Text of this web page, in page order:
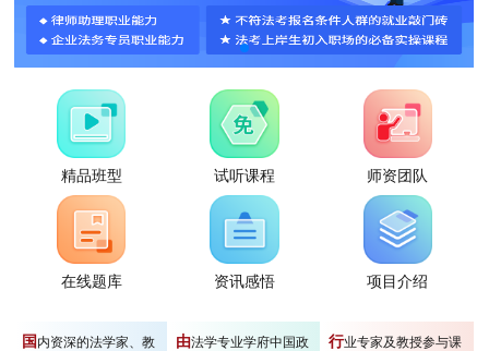
精品班型 试听课程 师资团队
在线题库 资讯感悟 项目介绍
国 内资深的法学家、教
由法学专业学府中国政
行业专家及教授参与课